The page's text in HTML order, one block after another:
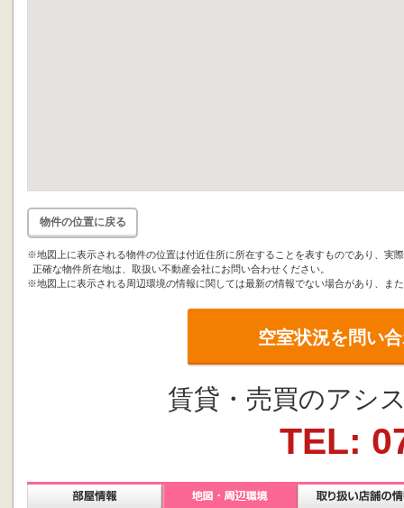
物件の位置に戻る
※地図上に表示される物件の位置は付近住所に所在することを表すものであり、実
正確な物件所在地は、取扱い不動産会社にお問い合わせください。
※地図上に表示される周辺環境の情報に関しては最新の情報でない場合があり、ま
空室状況を問い
賃貸・売買のアシ
TEL: